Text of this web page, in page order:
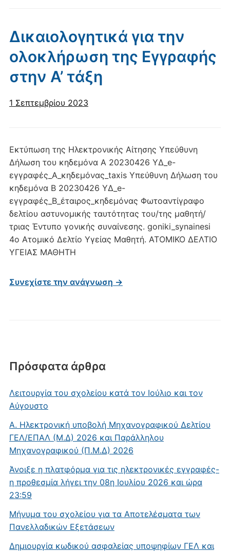
Πρόσφατα άρθρα
Λειτουργία του σχολείου κατά τον Ιούλιο και τον
Αύγουστο
Α. Ηλεκτρονική υποβολή Μηχανογραφικού Δελτίου
ΓΕΛ/ΕΠΑΛ (Μ.Δ) 2026 και Παράλληλου
Μηχανογραφικού (Π.Μ.Δ) 2026
Άνοιξε η πλατφόρμα για τις ηλεκτρονικές εγγραφές-
η προθεσμία λήγει την 08η Ιουλίου 2026 και ώρα
23:59
Μήνυμα του σχολείου για τα Αποτελέσματα των
Πανελλαδικών Εξετάσεων
Δημιουργία κωδικού ασφαλείας υποψηφίων ΓΕΛ και
Δικαιολογητικά για την
ολοκλήρωση της Εγγραφής
στην Α’ τάξη
1 Σεπτεμβρίου 2023
Εκτύπωση της Ηλεκτρονικής Αίτησης Υπεύθυνη
Δήλωση του κηδεμόνα Α 20230426 ΥΔ_e-
εγγραφές_Α_κηδεμόνας_taxis Υπεύθυνη Δήλωση του
κηδεμόνα Β 20230426 ΥΔ_e-
εγγραφές_Β_έταιρος_κηδεμόνας Φωτοαντίγραφο
δελτίου αστυνομικής ταυτότητας του/της μαθητή/
τριας Έντυπο γονικής συναίνεσης. goniki_synainesi
4ο Ατομικό Δελτίο Υγείας Μαθητή. ΑΤΟΜΙΚΟ ΔΕΛΤΙΟ
ΥΓΕΙΑΣ ΜΑΘΗΤΗ
Συνεχίστε την ανάγνωση →